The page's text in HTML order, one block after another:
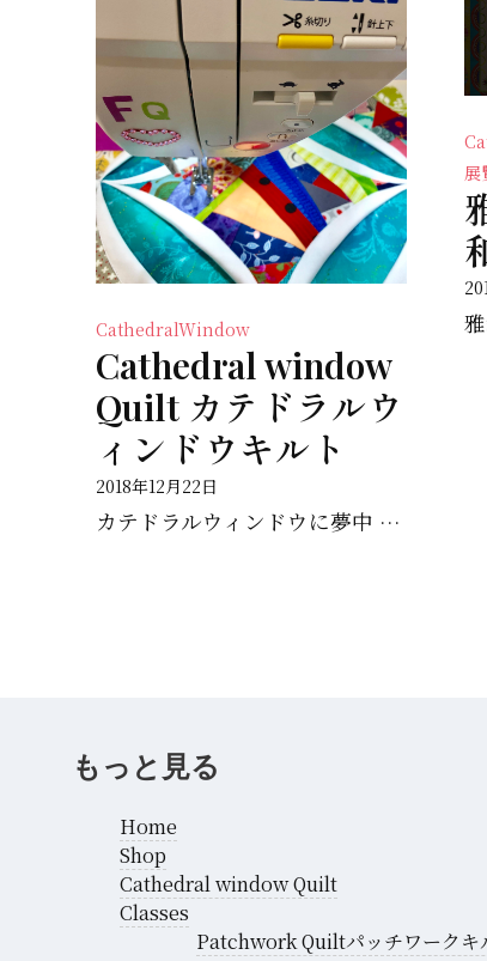
CathedralWindow
Cathedral window
Quilt カテドラルウ
ィンドウキルト
2018年12月22日
カテドラルウィンドウに夢中 今回はデザイン起こして、布や配色選でカット 今はソーイング中 予定通りで...
展
もっと見る
Home
Shop
Cathedral window Quilt
Classes
Patchwork Quiltパッチワークキ